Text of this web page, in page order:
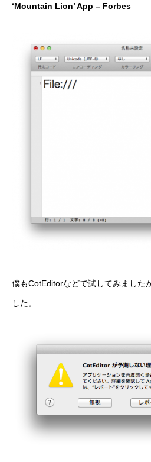
‘Mountain Lion’ App – Forbes
僕もCotEditorなどで試してみました
した。